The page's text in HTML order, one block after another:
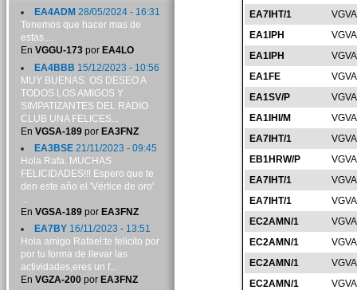
EA7IHT/1
EA1IPH
EA1IPH
EA1FE
EA1SV/P
EA1IHI/M
EA7IHT/1
EB1HRW/P
EA7IHT/1
EA7IHT/1
EC2AMN/1
EC2AMN/1
EC2AMN/1
EC2AMN/1
EA4ADM 28/05/2024 - 16:31
Tenemos que hacer mas de
estas....
En VGGU-173por EA4LO
EA4BBB 15/12/2023 - 10:56
MUY BUENAS. OS DESEO A
TODOS LOS AMIGOS Y
SIMPATIZANTES DEL RADIO
CLUB UNA FELICES...
En VGSA-189por EA3FNZ
EA3BSE21/11/2023 - 09:45
Hola Rafa. MUCHAS
FELICIDADES!!! Espero que te
den este año el 'Vértice de oro'
...
En VGSA-189por EA3FNZ
EA7BY16/11/2023 - 13:51
Hola amigo Rafael:te felicito por
por tu forma de llevar las
actividades,eres un f...
En VGZA-200por EA3FNZ